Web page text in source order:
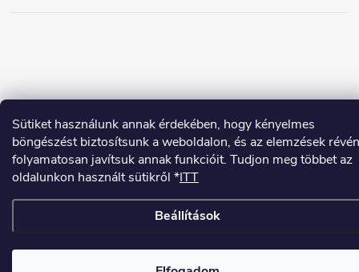
Sütiket használunk annak érdekében, hogy kényelmes
böngészést biztosítsunk a weboldalon, és az elemzések révén
folyamatosan javítsuk annak funkcióit. Tudjon meg többet az
oldalunkon használt sütikről *ITT
Beállítások
Shoptet készítette